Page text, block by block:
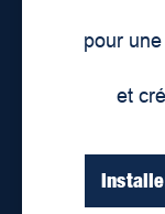
pour
et
Lieux de